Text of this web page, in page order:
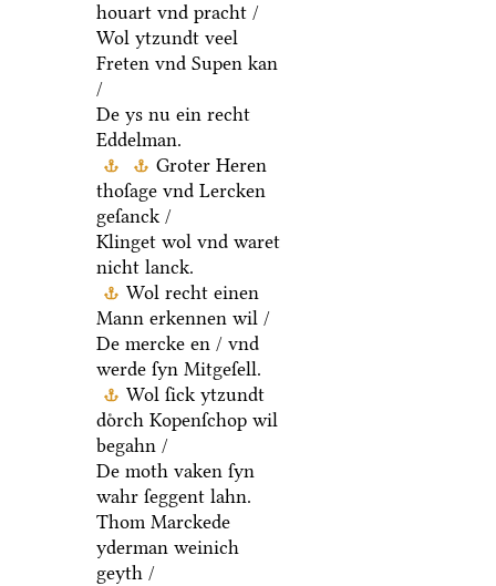
houart vnd pracht /
Wol ytzundt veel
Freten vnd Supen kan
/
De ys nu ein recht
Eddelman.
Groter Heren
thoſage vnd Lercken
geſanck /
Klinget wol vnd waret
nicht lanck.
Wol recht einen
Mann erkennen wil /
De mercke en / vnd
werde ſyn Mitgeſell.
Wol ſick ytzundt
doͤrch Kopenſchop wil
begahn /
De moth vaken ſyn
wahr ſeggent lahn.
Thom Marckede
yderman weinich
geyth /